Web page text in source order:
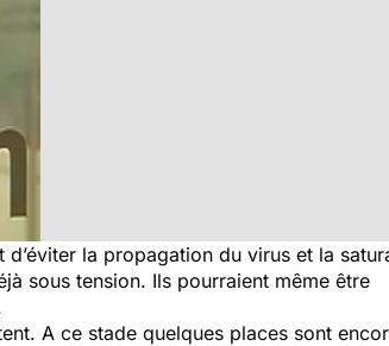
la propagation du virus et la
sous tension. Ils pourraient même être
A ce stade quelques places sont